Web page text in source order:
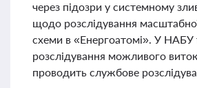
через підозри у системному
щодо розслідування
схеми в «Енергоатомі». У НАБУ
розслідування можливого
проводить службове